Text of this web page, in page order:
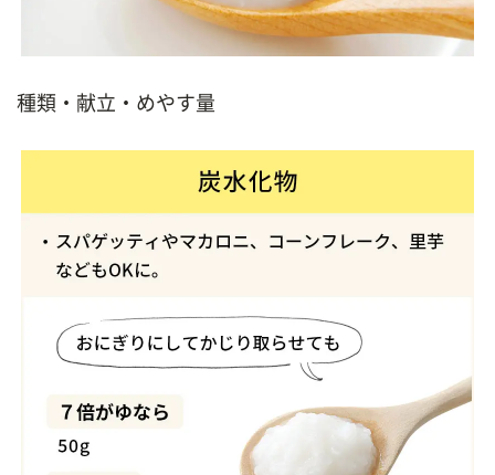
種類・献立・めやす量